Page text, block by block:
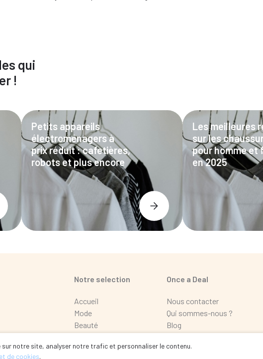
qui
!
Petits appareils
électroménagers à
prix réduit : cafetières,
robots et plus encore
Les meilleures
sur les
pour homme et
en 2025
notre site, analyser notre trafic et personnaliser le contenu.
de cookies.
Notre selection
Accueil
Mode
Beauté
Loisir
Once a Deal
Nous contacter
Qui sommes-nous ?
Blog